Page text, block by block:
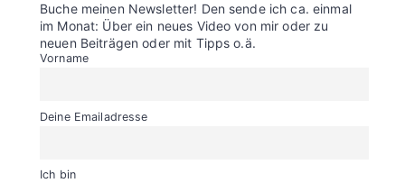
Buche meinen Newsletter! Den sende ich ca. einmal
im Monat: Über ein neues Video von mir oder zu
neuen Beiträgen oder mit Tipps o.ä.
Vorname
Deine Emailadresse
Ich bin